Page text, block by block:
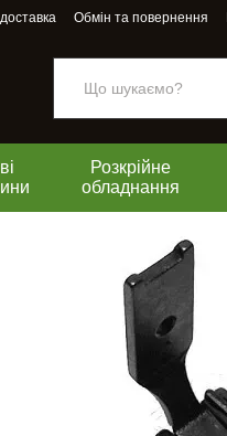
контентуОбмін та повернення
Розкрійне
обладнання